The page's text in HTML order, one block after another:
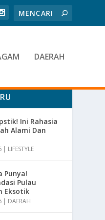
DAERAH
Ini Rahasia
Alami Dan
| LIFESTYLE
Punya!
Pulau
Eksotik
| DAERAH